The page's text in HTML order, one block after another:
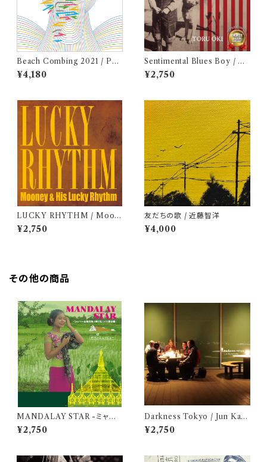
Beach Combing 2021 / Pea
ch Blue (LPレコード＋CD)
¥4,180
Sentimental Blues Boy / 大
木トオル
¥2,750
LUCKY RHYTHM / Moon
ey & His Lucky Rhythm
¥2,750
友だちの歌 / 近藤智洋
¥4,000
その他の商品
MANDALAY STAR -ミャン
マー民族音楽の旅で見つけた黄
金郷- / ポウンニェッピュー
¥2,750
Darkness Tokyo / Jun Kaw
abata
¥2,750